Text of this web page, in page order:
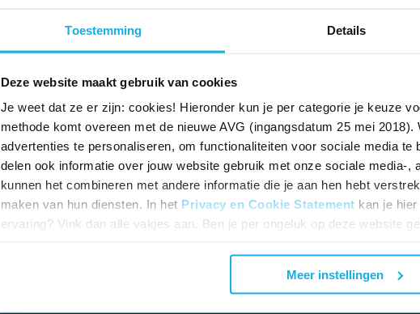
Je weet dat ze er zijn: cookies! Hieronder kun je per categorie je keuze
methode komt overeen met de nieuwe AVG (ingangsdatum 25 mei
advertenties te personaliseren, om functionaliteiten voor sociale media te
delen ook informatie over jouw website gebruik met onze sociale media-,
kunnen het combineren met andere informatie die je aan hen hebt
maken van hun diensten. In hetPrivacy en Cookie Statementkan je hier
ervaring? Vink dan alle vakjes aan. Ben je per ongeluk op deze website
afgestemde informatie? Laat ze dan uit staan.
Meer instellingen
Over BrightPensioen
Voor wie is Bright?
Samenstelling fonds
Documentencentrum
Bright Academy
Reviews
Veelgestelde vragen
Hoe
Regel